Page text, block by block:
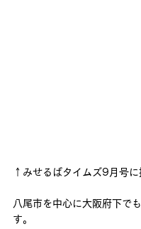
↑みせるばタイムズ9月号に
八尾市を中心に大阪府下で
す。